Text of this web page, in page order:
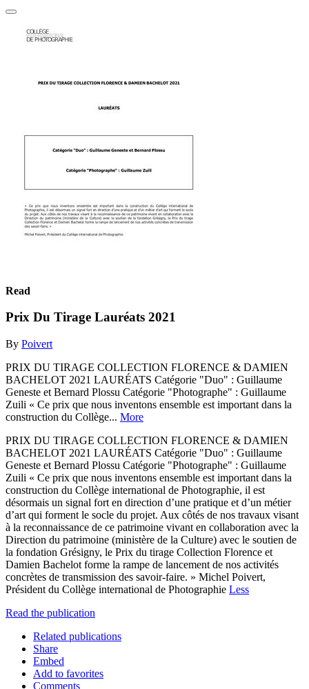
Read
Prix Du Tirage Lauréats 2021
By Poivert
PRIX DU TIRAGE COLLECTION FLORENCE & DAMIEN
BACHELOT 2021 LAURÉATS Catégorie "Duo" : Guillaume
Geneste et Bernard Plossu Catégorie "Photographe" : Guillaume
Zuili « Ce prix que nous inventons ensemble est important dans la
construction du Collège... More
PRIX DU TIRAGE COLLECTION FLORENCE & DAMIEN
BACHELOT 2021 LAURÉATS Catégorie "Duo" : Guillaume
Geneste et Bernard Plossu Catégorie "Photographe" : Guillaume
Zuili « Ce prix que nous inventons ensemble est important dans la
construction du Collège international de Photographie, il est
désormais un signal fort en direction d’une pratique et d’un métier
d’art qui forment le socle du projet. Aux côtés de nos travaux visant
à la reconnaissance de ce patrimoine vivant en collaboration avec la
Direction du patrimoine (ministère de la Culture) avec le soutien de
la fondation Grésigny, le Prix du tirage Collection Florence et
Damien Bachelot forme la rampe de lancement de nos activités
concrètes de transmission des savoir-faire. » Michel Poivert,
Président du Collège international de Photographie Less
Read the publication
Related publications
Share
Embed
Add to favorites
Comments